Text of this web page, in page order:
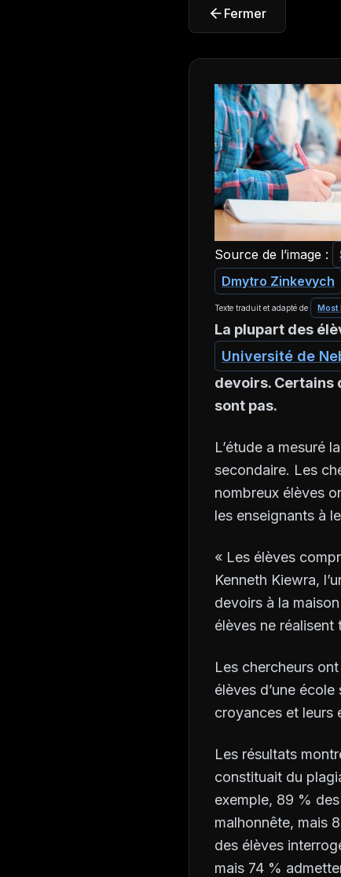
Fermer
Source de l’image :
Dmytro Zinkevych
Texte traduit et adapté de Most
La plupart des
Université de
devoirs. Certains
sont pas.
L’étude a mesuré
secondaire. Les
nombreux élèves
les enseignants à
« Les élèves
Kenneth Kiewra,
devoirs à la
élèves ne réalisent
Les chercheurs
élèves d’une
croyances et leurs
Les résultats
constituait du
exemple, 89 %
malhonnête, mais
des élèves
mais 74 %